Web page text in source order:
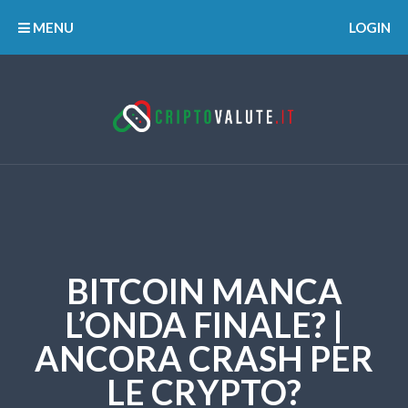
MENU LOGIN
BITCOIN MANCA
L’ONDA FINALE? |
ANCORA CRASH PER
LE CRYPTO?